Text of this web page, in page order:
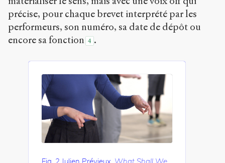
précise, pour chaque brevet interprété par les
performeurs, son numéro, sa date de dépôt ou
encore sa fonction 4 .